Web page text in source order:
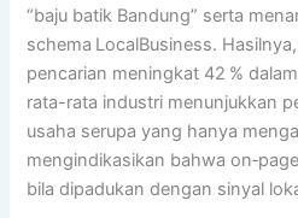
“baju batik Bandung” serta
schema LocalBusiness.
pencarian meningkat 42 %
rata-rata industri menunjukkan
usaha serupa yang hanya
mengindikasikan bahwa
bila dipadukan dengan sinyal